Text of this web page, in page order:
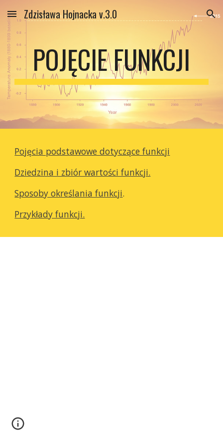
Skip to main content Skip to navigation
Zdzisława Hojnacka v.3.0
POJĘCIE FUNKCJI
Pojęcia podstawowe dotyczące funkcji
Dziedzina i zbiór wartości funkcji.
Sposoby określania funkcji.
Przykłady funkcji.